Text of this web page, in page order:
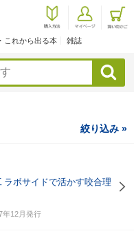
これから出る本 雑誌
検索
絞り込み »
ラボサイドで活かす咬合理
年12月発行